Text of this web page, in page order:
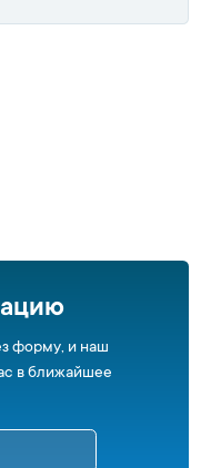
форму, и наш
в ближайшее